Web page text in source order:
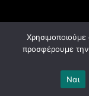
προσφέρουμε την
Ναι